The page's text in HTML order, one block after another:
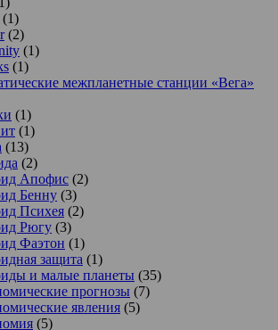
(1)
(2)
(1)
(1)
межпланетные станции «Вега»
(1)
(1)
(13)
(2)
Апофис (2)
Бенну (3)
Психея (2)
Рюгу (3)
Фаэтон (1)
защита (1)
и малые планеты (35)
прогнозы (7)
явления (5)
(5)